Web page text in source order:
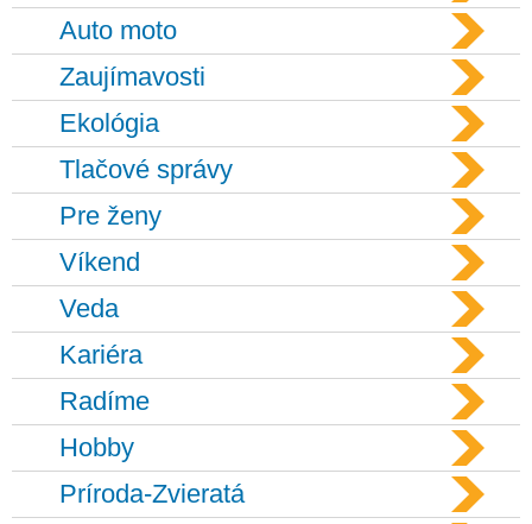
Auto moto
Zaujímavosti
Ekológia
Tlačové správy
Pre ženy
Víkend
Veda
Kariéra
Radíme
Hobby
Príroda-Zvieratá